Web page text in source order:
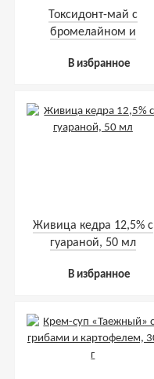
Токсидонт-май с
бромелайном и
5 г
В избранное
Живица кедра 12,5% с
гуараной, 50 мл
В избранное